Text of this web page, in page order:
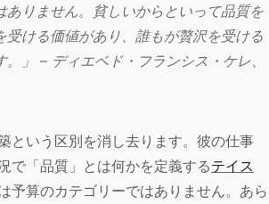
ありません。貧しいからといって品質を
ける価値があり、誰もが贅沢を受ける
」 – ディエベド・フランシス・ケレ、
という区別を消し去ります。彼の仕事
で「品質」とは何かを定義するテイス
予算のカテゴリーではありません。あら